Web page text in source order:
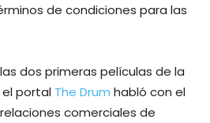
de condiciones para las
dos primeras películas de la
portal The Drum habló con el
comerciales de